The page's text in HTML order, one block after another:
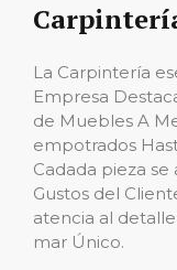
La Carpintería
Empresa
de Muebles A
empotrados
Cadada pieza se
Gustos del
atencia al
mar Único.